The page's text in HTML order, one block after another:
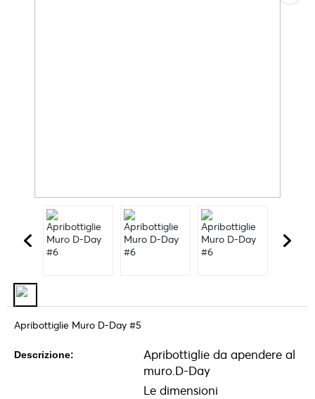
Apribottiglie Muro D-Day #5
Descrizione:
Apribottiglie da apendere al
muro.D-Day
Le dimensioni